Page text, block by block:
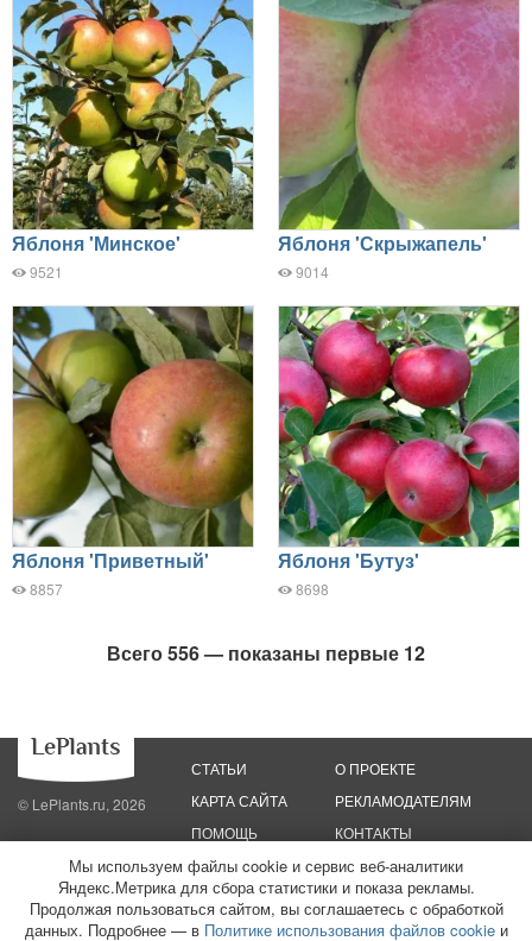
Яблоня 'Минское'
9521
Яблоня 'Скрыжапель'
9014
Яблоня 'Приветный'
8857
Яблоня 'Бутуз'
8698
Всего 556 — показаны первые 12
© LePlants.ru, 2026
СТАТЬИ
КАРТА САЙТА
ПОМОЩЬ
О ПРОЕКТЕ
РЕКЛАМОДАТЕЛЯМ
КОНТАКТЫ
Политика конфиденциальности
Политика использования файлов cookie
Пользовательское соглашение
Редакционные стандарты
ООО «Трафик»
ИНН 7813175200 ОГРН 1027806866724 Монетизация
Мы используем файлы cookie и сервис веб-аналитики
Яндекс.Метрика для сбора статистики и показа рекламы.
Продолжая пользоваться сайтом, вы соглашаетесь с обработкой
данных. Подробнее — в Политике использования файлов cookieи